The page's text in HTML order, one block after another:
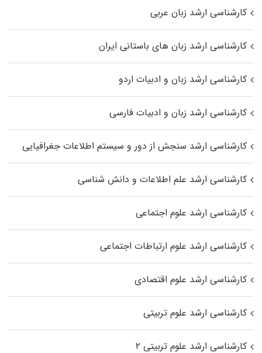
کارشناسی ارشد زبان عربی
کارشناسی ارشد زبان‌ های باستانی ایران
کارشناسی ارشد زبان و ادبیات اردو
کارشناسی ارشد زبان و ادبیات فارسی
کارشناسی ارشد سنجش از دور و سیستم اطلاعات جغرافیایی
کارشناسی ارشد علم اطلاعات و دانش شناسی
کارشناسی ارشد علوم اجتماعی
کارشناسی ارشد علوم ارتباطات اجتماعی
کارشناسی ارشد علوم اقتصادی
کارشناسی ارشد علوم تربیتی
کارشناسی ارشد علوم تربیتی ۲